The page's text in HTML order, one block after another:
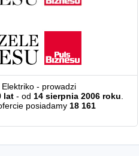
Elektriko - prowadzi
lat - od14 sierpnia 2006 roku.
posiadamy18 161